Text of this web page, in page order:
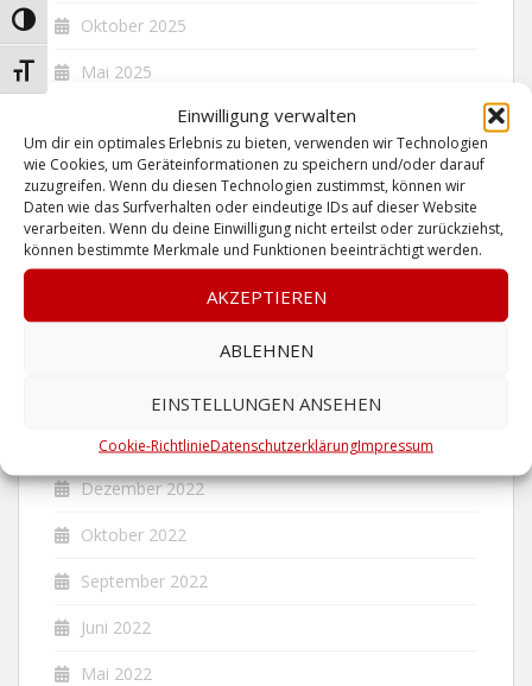
Einwilligung verwalten
Um dir ein optimales Erlebnis zu bieten, verwenden wir Technologien
wie Cookies, um Geräteinformationen zu speichern und/oder darauf
zuzugreifen. Wenn du diesen Technologien zustimmst, können wir
Daten wie das Surfverhalten oder eindeutige IDs auf dieser Website
verarbeiten. Wenn du deine Einwilligung nicht erteilst oder zurückziehst,
können bestimmte Merkmale und Funktionen beeinträchtigt werden.
AKZEPTIEREN
ABLEHNEN
EINSTELLUNGEN ANSEHEN
Cookie-RichtlinieDatenschutzerklärungImpressum
UMSCHALTEN AUF HOHE KONTRASTE
SCHRIFT VERGRÖSSERN
Oktober 2025
Mai 2025
Dezember 2024
Juni 2024
Dezember 2023
November 2023
April 2023
Januar 2023
Dezember 2022
Oktober 2022
September 2022
Juni 2022
Mai 2022